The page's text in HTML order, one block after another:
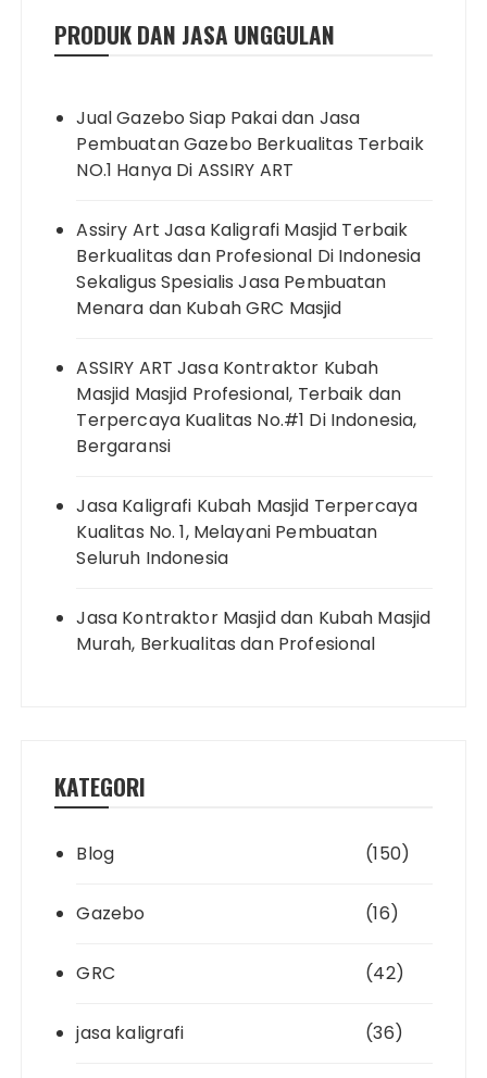
PRODUK DAN JASA UNGGULAN
Jual Gazebo Siap Pakai dan Jasa
Pembuatan Gazebo Berkualitas Terbaik
NO.1 Hanya Di ASSIRY ART
Assiry Art Jasa Kaligrafi Masjid Terbaik
Berkualitas dan Profesional Di Indonesia
Sekaligus Spesialis Jasa Pembuatan
Menara dan Kubah GRC Masjid
ASSIRY ART Jasa Kontraktor Kubah
Masjid Masjid Profesional, Terbaik dan
Terpercaya Kualitas No.#1 Di Indonesia,
Bergaransi
Jasa Kaligrafi Kubah Masjid Terpercaya
Kualitas No. 1, Melayani Pembuatan
Seluruh Indonesia
Jasa Kontraktor Masjid dan Kubah Masjid
Murah, Berkualitas dan Profesional
KATEGORI
Blog (150)
Gazebo (16)
GRC (42)
jasa kaligrafi (36)